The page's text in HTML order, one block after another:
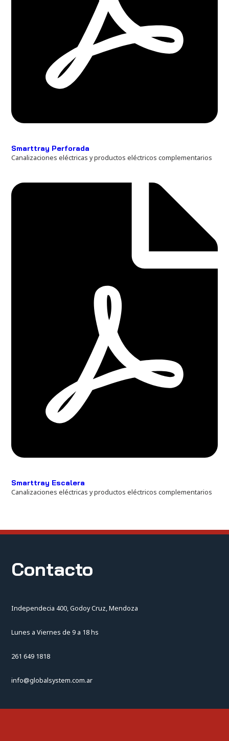
Smarttray Perforada
Canalizaciones eléctricas y productos eléctricos complementarios
Smarttray Escalera
Canalizaciones eléctricas y productos eléctricos complementarios
Contacto
Independecia 400, Godoy Cruz, Mendoza
Lunes a Viernes de 9 a 18 hs
261 649 1818
info@globalsystem.com.ar